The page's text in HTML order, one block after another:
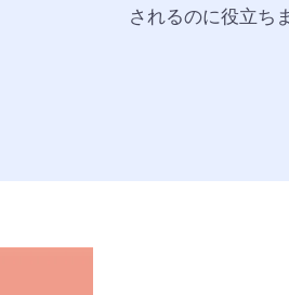
されるのに役立ち